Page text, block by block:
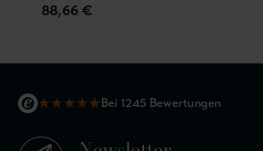
88,66 €
★★★★★Bei 1245 Bewertungen